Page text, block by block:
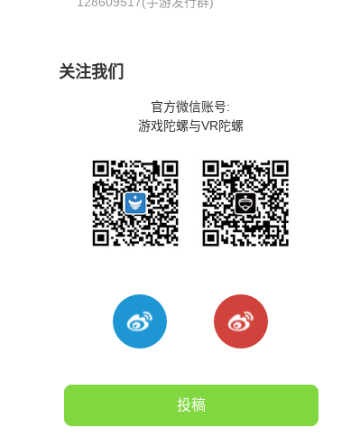
关注我们
官方微信账号:
游戏陀螺与VR陀螺
投稿